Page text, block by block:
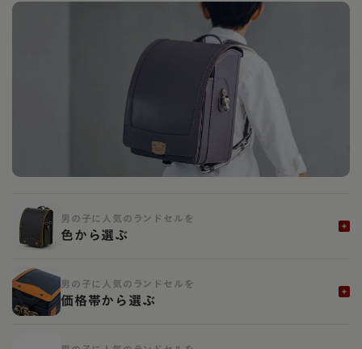
男の子に人気のランドセルを
色から選ぶ
男の子に人気のランドセルを
価格帯から選ぶ